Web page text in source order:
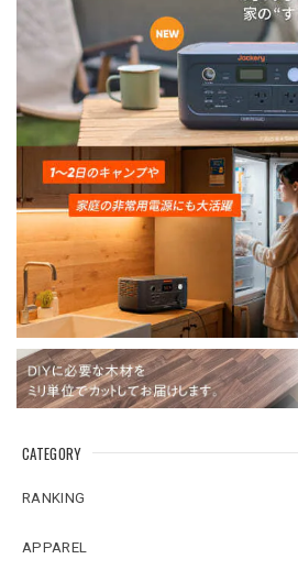
CATEGORY
RANKING
APPAREL